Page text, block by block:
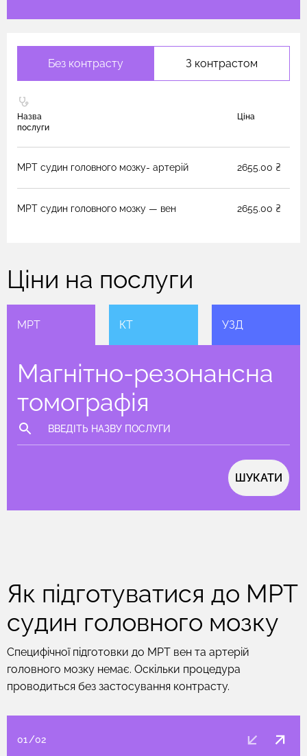
Без контрасту З контрастом
Назва
послуги
Ціна
МРТ судин головного мозку- артерій 2655.00 ₴
МРТ судин головного мозку — вен 2655.00 ₴
Ціни на послуги
МРТ КТ УЗД
Магнітно-резонансна
томографія
ШУКАТИ
Як підготуватися до МРТ
судин головного мозку
Специфічної підготовки до МРТ вен та артерій
головного мозку немає. Оскільки процедура
проводиться без застосування контрасту.
01 /02